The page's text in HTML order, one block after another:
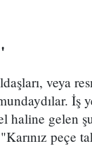
veya
İş
gelen
peçe